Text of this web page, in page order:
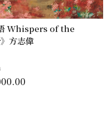
Whispers of the
方志偉